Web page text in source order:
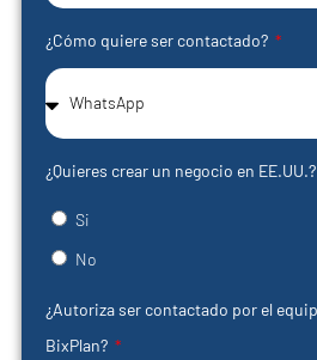
¿Cómo quiere ser contactado?
¿Quieres crear un negocio en EE.UU.?
Si
No
¿Autoriza ser contactado por el
BixPlan?